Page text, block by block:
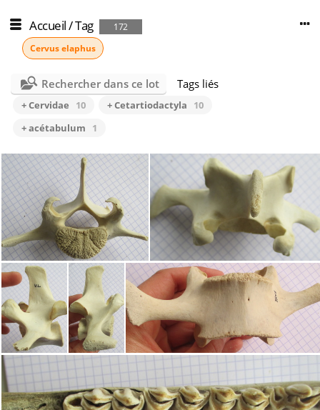
Accueil/Tag
172
Cervus elaphus
Rechercher dans ce lot Tags liés
+ Cervidae 10 + Cetartiodactyla
10
+ acétabulum
1